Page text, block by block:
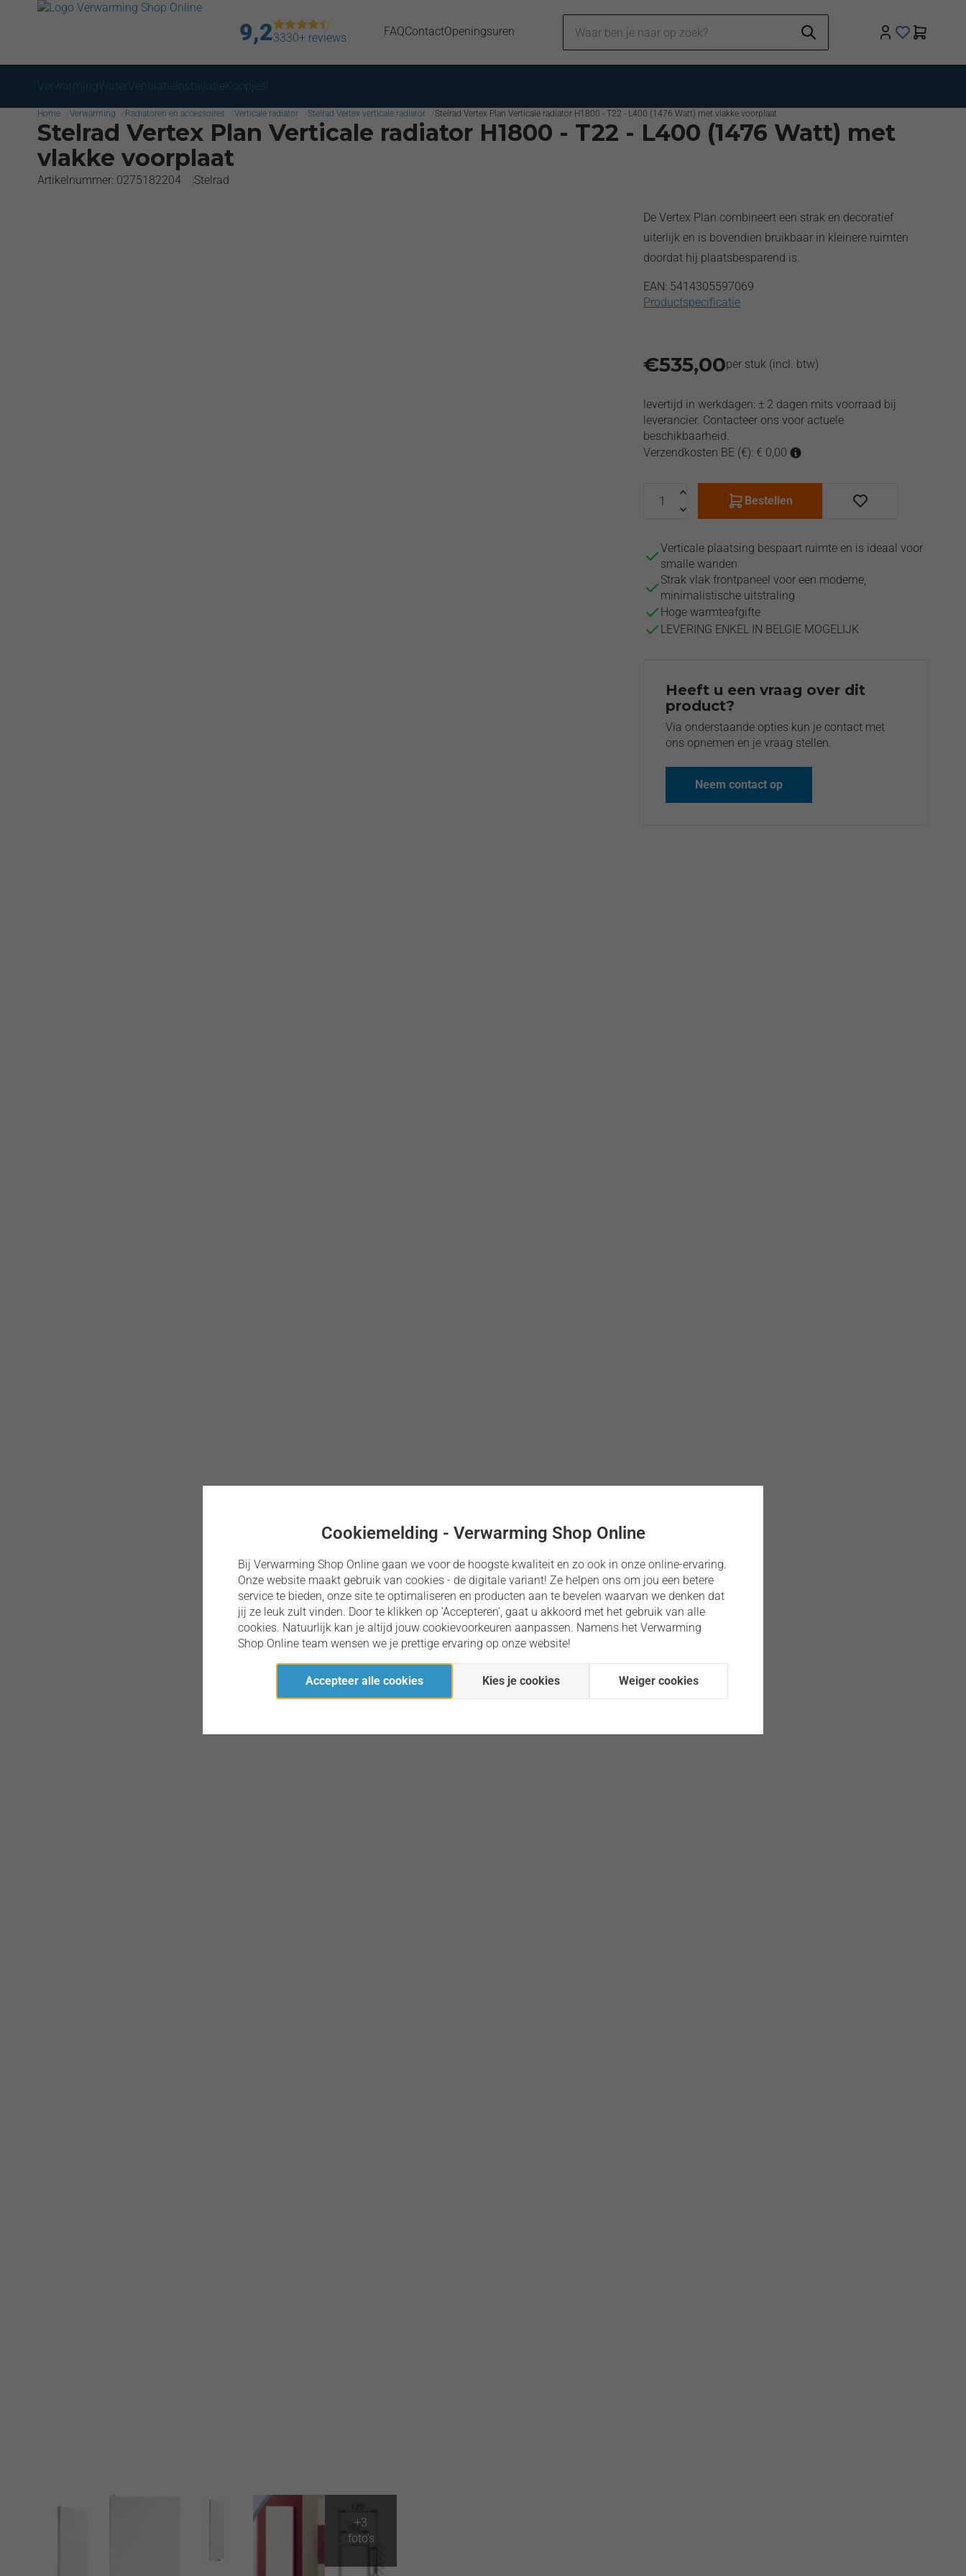
9,23330+ reviews FAQContactOpeningsuren
VerwarmingWaterVentilatieInstallatieKoopjes!
Home Verwarming Radiatoren en accessoires Verticale radiator Stelrad Vertex verticale radiator Stelrad Vertex Plan Verticale radiator H1800 - T22 - L400 (1476 Watt) met vlakke voorplaat
Stelrad Vertex Plan Verticale radiator H1800 - T22 - L400 (1476 Watt) met
vlakke voorplaat
Artikelnummer: 0275182204 Stelrad
De Vertex Plan combineert een strak en decoratief
uiterlijk en is bovendien bruikbaar in kleinere ruimten
doordat hij plaatsbesparend is.
EAN: 5414305597069
Productspecificatie
€535,00per stuk (incl. btw)
levertijd in werkdagen: ± 2 dagen mits voorraad bij
leverancier. Contacteer ons voor actuele
beschikbaarheid.
Verzendkosten BE (€): € 0,00
Bestellen
Verticale plaatsing bespaart ruimte en is ideaal voor
smalle wanden
Strak vlak frontpaneel voor een moderne,
minimalistische uitstraling
Hoge warmteafgifte
LEVERING ENKEL IN BELGIE MOGELIJK
Heeft u een vraag over dit
product?
Via onderstaande opties kun je contact met
ons opnemen en je vraag stellen.
Neem contact op
Cookiemelding - Verwarming Shop Online
Bij Verwarming Shop Online gaan we voor de hoogste kwaliteit en zo ook in onze online-ervaring.
Onze website maakt gebruik van cookies - de digitale variant! Ze helpen ons om jou een betere
service te bieden, onze site te optimaliseren en producten aan te bevelen waarvan we denken dat
jij ze leuk zult vinden. Door te klikken op 'Accepteren', gaat u akkoord met het gebruik van alle
cookies. Natuurlijk kan je altijd jouw cookievoorkeuren aanpassen. Namens het Verwarming
Shop Online team wensen we je prettige ervaring op onze website!
Accepteer alle cookies Kies je cookies Weiger cookies